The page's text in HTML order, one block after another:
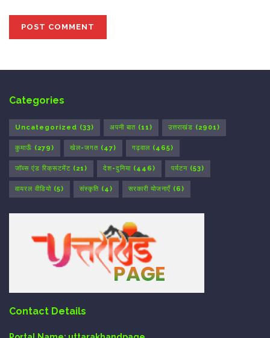
Categories
Uncategorized (33) अपनी बात (11) उत्तराखंड (2901)
कुमाऊँ (279) खेल-जगत (47) गढ़वाल (465)
जॉब्स एंड रिक्रूटमेंट (21) देश-दुनिया (446) पर्यटन (53)
वायरल वीडियो (5) संस्कृति (4) सरकारी योजनाएँ (6)
Contact Details